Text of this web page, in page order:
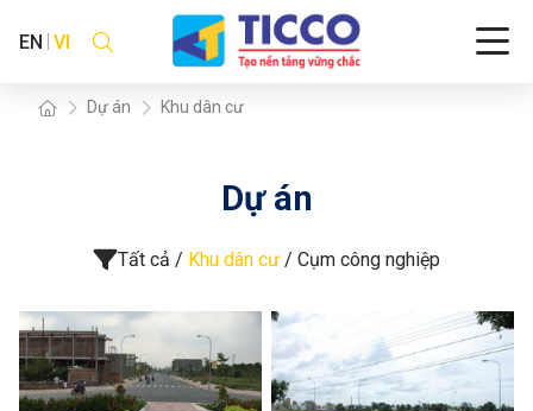
EN VI
Dự án Khu dân cư
Dự án
Tất cả Khu dân cư Cụm công nghiệp